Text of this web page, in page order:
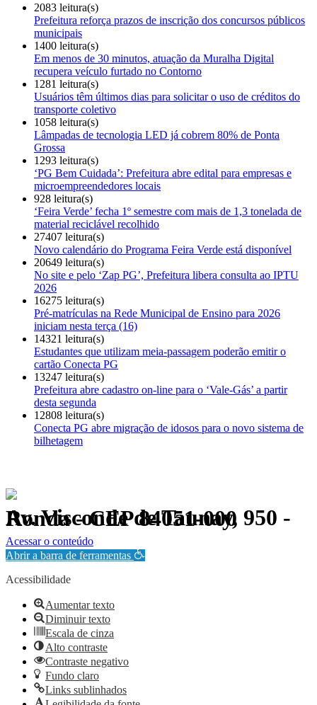
2083 leitura(s)
Prefeitura reforça prazos de inscrição dos concursos públicos
municipais
1400 leitura(s)
Em menos de 30 minutos, atuação da Muralha Digital
recupera veículo furtado no Contorno
1281 leitura(s)
Usuários têm últimos dias para solicitar o uso de créditos do
transporte coletivo
1058 leitura(s)
Lâmpadas de tecnologia LED já cobrem 80% de Ponta
Grossa
1293 leitura(s)
‘PG Bem Cuidada’: Prefeitura abre edital para empresas e
microempreendedores locais
928 leitura(s)
‘Feira Verde’ fecha 1º semestre com mais de 1,3 tonelada de
material reciclável recolhido
27407 leitura(s)
Novo calendário do Programa Feira Verde está disponível
20649 leitura(s)
No site e pelo ‘Zap PG’, Prefeitura libera consulta ao IPTU
2026
16275 leitura(s)
Pré-matrículas na Rede Municipal de Ensino para 2026
iniciam nesta terça (16)
14321 leitura(s)
Estudantes que utilizam meia-passagem poderão emitir o
cartão Conecta PG
13247 leitura(s)
Prefeitura abre cadastro on-line para o ‘Vale-Gás’ a partir
desta segunda
12808 leitura(s)
Conecta PG abre migração de idosos para o novo sistema de
bilhetagem
Av. Visconde de Taunay, 950 - Ronda - CEP 84051-000
Política de Privacidade.
Acessar o conteúdo
Abrir a barra de ferramentas
Acessibilidade
Aumentar texto
Diminuir texto
Escala de cinza
Alto contraste
Contraste negativo
Fundo claro
Links sublinhados